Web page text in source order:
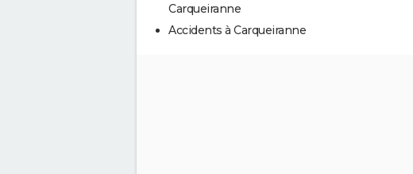
Carqueiranne
Accidents à Carqueiranne